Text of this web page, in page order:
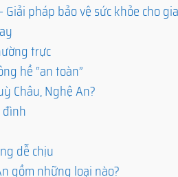
pháp bảo vệ sức khỏe cho
trực
hề “an toàn”
Châu, Nghệ An?
đình
dễ chịu
gồm những loại nào?